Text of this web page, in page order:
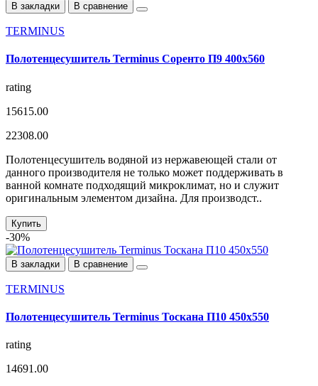
В закладки В сравнение
TERMINUS
Полотенцесушитель Terminus Соренто П9 400х560
rating
15615.00
22308.00
Полотенцесушитель водяной из нержавеющей стали от
данного производителя не только может поддерживать в
ванной комнате подходящий микроклимат, но и служит
оригинальным элементом дизайна. Для производст..
Купить
-30%
В закладки В сравнение
TERMINUS
Полотенцесушитель Terminus Тоскана П10 450х550
rating
14691.00